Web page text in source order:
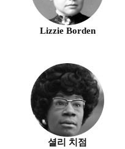
Lizzie Borden
셜리 치점